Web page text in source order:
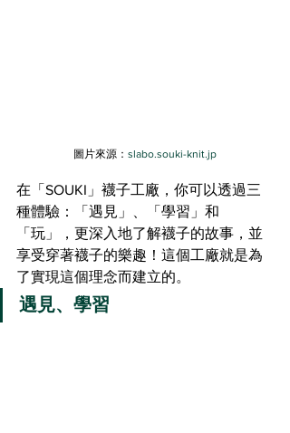
圖片來源： slabo.souki-knit.jp
在「SOUKI」襪子工廠，你可以透過三
種體驗：「遇見」、「學習」和
「玩」，更深入地了解襪子的故事，並
享受穿著襪子的樂趣！這個工廠就是為
了實現這個理念而建立的。
遇見、 學習